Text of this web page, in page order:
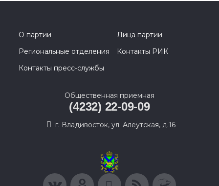
О партии
Лица партии
Региональные отделения
Контакты РИК
Контакты пресс-службы
Общественная приемная
(4232) 22-09-09
г. Владивосток, ул. Алеутская, д.16